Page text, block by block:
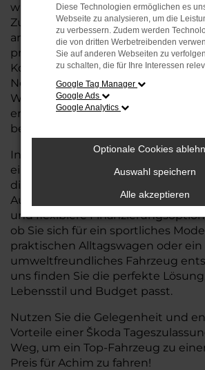
wurden, aber dennoch in
Zustand und mit voller
angeboten werden. Sie erhalten
praktisch neu ist, jedoch zu
Konditionen im Vergleich zum
Neuwagenpreis. So können Sie Ihr
Wunschfahrzeug zu einem
erwerben und müssen dabei keine
bei der Qualität eingehen.
In unserem Autohaus für Achim
eine große Auswahl an Škoda
die Ihnen nicht nur den Vorteil
Autos, sondern auch eine schnelle
und flexiblere
ob Sie sich für ein sportliches
praktischen Alltagswagen oder ein
umweltfreundliches Fahrzeug
uns finden Sie die perfekte
Lebensstil und Budget passt.
Nutzen Sie die Gelegenheit und
Vorteile einer Škoda
Weg, um ein Top-Fahrzeug zu
Preis für Achim zu fahren!
Diese Technologien ermöglichen es
Webseite zu analysieren, um die
zu verbessern. Zudem werden
die von dritten Werbetreibenden
Sie auf anderen Webseiten zu
zu schalten, die für Ihre Interessen
Google Tag Manager
Google Ads
Google Analytics
Optionale Cookies
Auswahl speichern
Alle akzeptieren